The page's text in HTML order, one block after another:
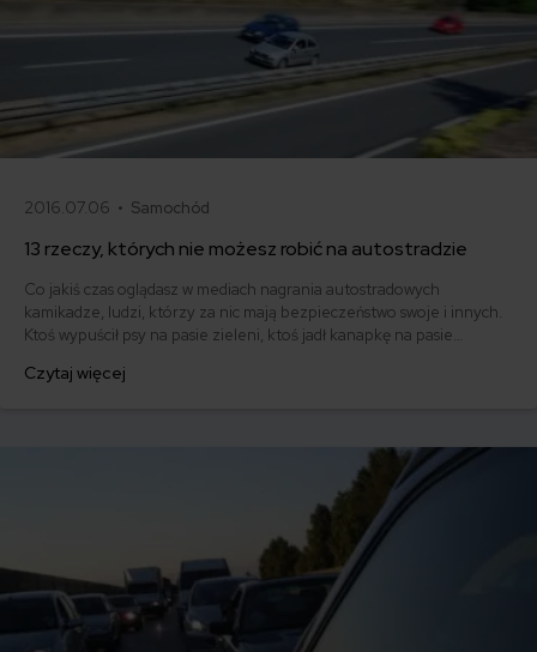
2016.07.06 • Samochód
13 rzeczy, których nie możesz robić na autostradzie
Co jakiś czas oglądasz w mediach nagrania autostradowych
kamikadze, ludzi, którzy za nic mają bezpieczeństwo swoje i innych.
Ktoś wypuścił psy na pasie zieleni, ktoś jadł kanapkę na pasie
bezpiecznej jazdy po autostradach i drogach ekspresowych?
Czytaj więcej